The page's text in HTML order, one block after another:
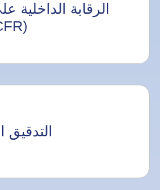
الرقابة الداخلية
(ICFR)
التدقيق